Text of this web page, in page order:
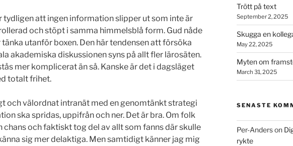
tydligen att ingen information slipper ut som inte är
och stöpt i samma himmelsblå form. Gud nåde
utanför boxen. Den här tendensen att försöka
akademiska diskussionen syns på allt fler lärosäten.
mer komplicerat än så. Kanske är det i dagsläget
totalt frihet.
och välordnat intranät med en genomtänkt strategi
ska spridas, uppifrån och ner. Det är bra. Om folk
chans och faktiskt tog del av allt som fanns där skulle
sig mer delaktiga. Men samtidigt känner jag mig
Trött på text
September 2, 2025
Skugga en
May 22, 2025
Myten om
March 31, 2025
SENASTE
Per-Anderson
rykte